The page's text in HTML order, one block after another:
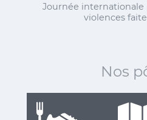
Journée
violences
Nos